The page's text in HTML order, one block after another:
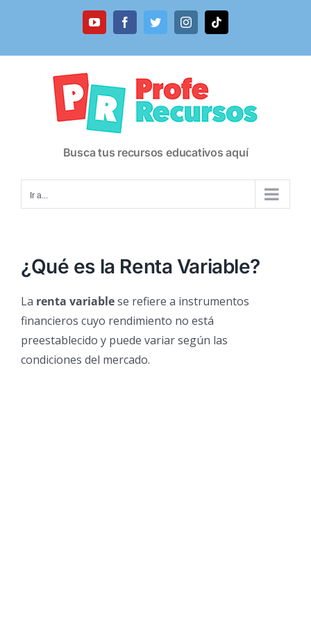
YouTubeFacebookTwitterInstagramTiktok
Busca tus recursos educativos aquí
Ir a...
¿Qué es la Renta Variable?
La renta variablese refiere a instrumentos
financieros cuyo rendimiento no está
preestablecido y puede variar según las
condiciones del mercado.